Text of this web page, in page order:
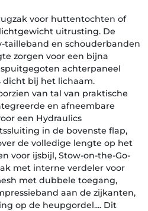
voor huttentochten of
uitrusting. De
tailleband en schouderbanden
zorgen voor een bijna
achterpaneel
bij het lichaam.
van tal van praktische
en afneembare
een Hydraulics
in de bovenste flap,
de volledige lengte op het
voor ijsbijl, Stow-on-the-Go-
met interne verdeler voor
met dubbele toegang,
aan de zijkanten,
op de heupgordel.... Dit